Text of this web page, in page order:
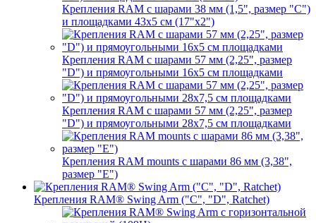
Крепления RAM с шарами 38 мм (1,5", размер "C")
и площадками 43х5 см (17"х2")
Крепления RAM с шарами 57 мм (2,25", размер
"D") и прямоугольными 16х5 см площадками
Крепления RAM с шарами 57 мм (2,25", размер
"D") и прямоугольными 28х7,5 см площадками
Крепления RAM mounts с шарами 86 мм (3,38",
размер "E")
Крепления RAM® Swing Arm ("C", "D", Ratchet)